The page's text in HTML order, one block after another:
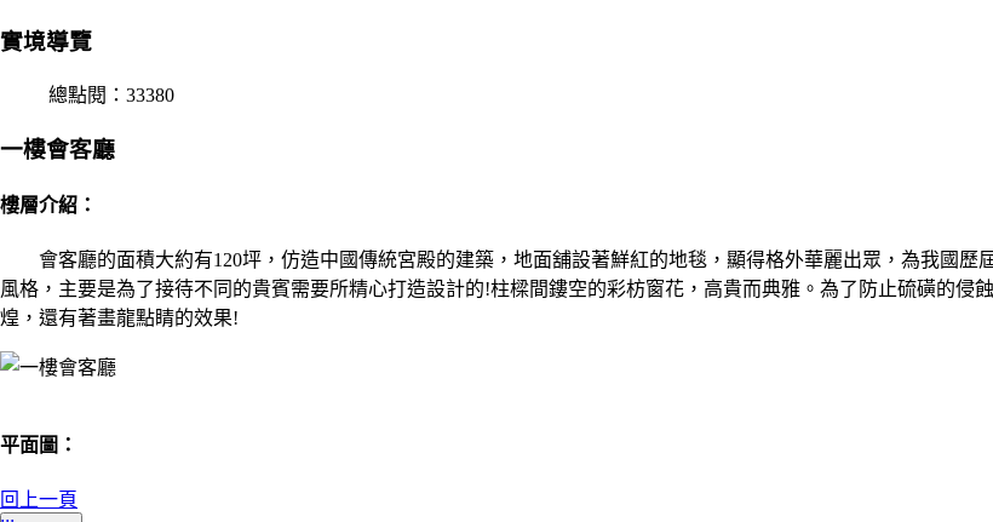
實境導覽
總點閱：33380
一樓會客廳
樓層介紹：
會客廳的面積大約有120坪，仿造中國傳統宮殿的建築，地面舖設著鮮紅的地毯，顯得格外華麗出眾，為我國歷
風格，主要是為了接待不同的貴賓需要所精心打造設計的!柱樑間鏤空的彩枋窗花，高貴而典雅。為了防止硫磺的
煌，還有著畫龍點睛的效果!
平面圖：
回上一頁